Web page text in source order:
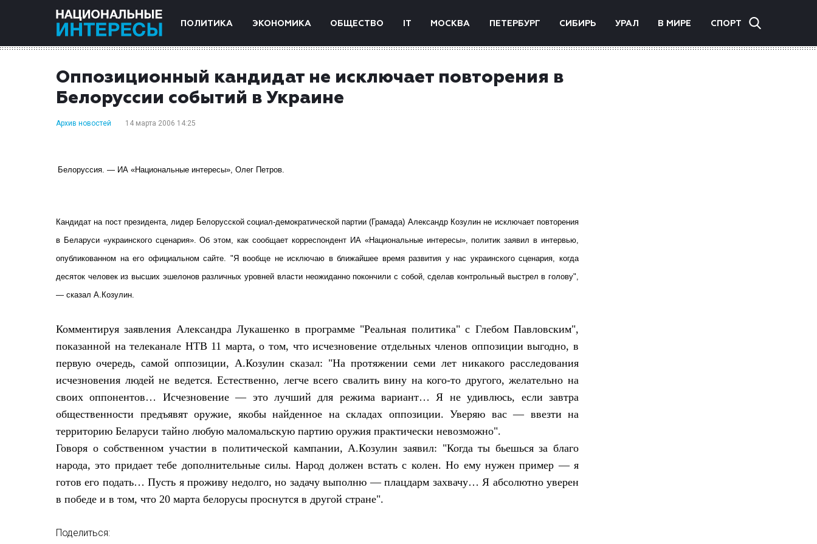
ПОЛИТИКА ЭКОНОМИКА ОБЩЕСТВО IT МОСКВА ПЕТЕРБУРГ СИБИРЬ УРАЛ В МИРЕ СПОРТ
Оппозиционный кандидат не исключает повторения в
Белоруссии событий в Украине
Архив новостей 14 марта 2006 14:25
Белоруссия. — ИА «Национальные интересы», Олег Петров.
Кандидат на пост президента, лидер Белорусской социал-демократической партии (Грамада) Александр Козулин не исключает повторения
в Беларуси «украинского сценария». Об этом, как сообщает корреспондент ИА «Национальные интересы», политик заявил в интервью,
опубликованном на его официальном сайте. "Я вообще не исключаю в ближайшее время развития у нас украинского сценария, когда
десяток человек из высших эшелонов различных уровней власти неожиданно покончили с собой, сделав контрольный выстрел в голову",
— сказал А.Козулин.
Комментируя заявления Александра Лукашенко в программе "Реальная политика" с Глебом Павловским",
показанной на телеканале НТВ 11 марта, о том, что исчезновение отдельных членов оппозиции выгодно, в
первую очередь, самой оппозиции, А.Козулин сказал: "На протяжении семи лет никакого расследования
исчезновения людей не ведется. Естественно, легче всего свалить вину на кого-то другого, желательно на
своих оппонентов… Исчезновение — это лучший для режима вариант… Я не удивлюсь, если завтра
общественности предъявят оружие, якобы найденное на складах оппозиции. Уверяю вас — ввезти на
территорию Беларуси тайно любую маломальскую партию оружия практически невозможно".
Говоря о собственном участии в политической кампании, А.Козулин заявил: "Когда ты бьешься за благо
народа, это придает тебе дополнительные силы. Народ должен встать с колен. Но ему нужен пример — я
готов его подать… Пусть я проживу недолго, но задачу выполню — плацдарм захвачу… Я абсолютно уверен
в победе и в том, что 20 марта белорусы проснутся в другой стране".
Поделиться: